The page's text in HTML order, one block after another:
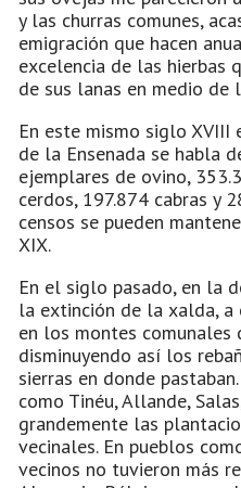
y las churras comunes,
emigración que hacen
excelencia de las hierbas
de sus lanas en medio de
En este mismo siglo
de la Ensenada se habla
ejemplares de ovino,
cerdos, 197.874 cabras y
censos se pueden
XIX.
En el siglo pasado, en la
la extinción de la xalda, a
en los montes comunales
disminuyendo así los
sierras en donde
como Tinéu, Allande,
grandemente las
vecinales. En pueblos
vecinos no tuvieron más